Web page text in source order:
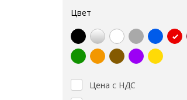
Цвет
Цена с НДС